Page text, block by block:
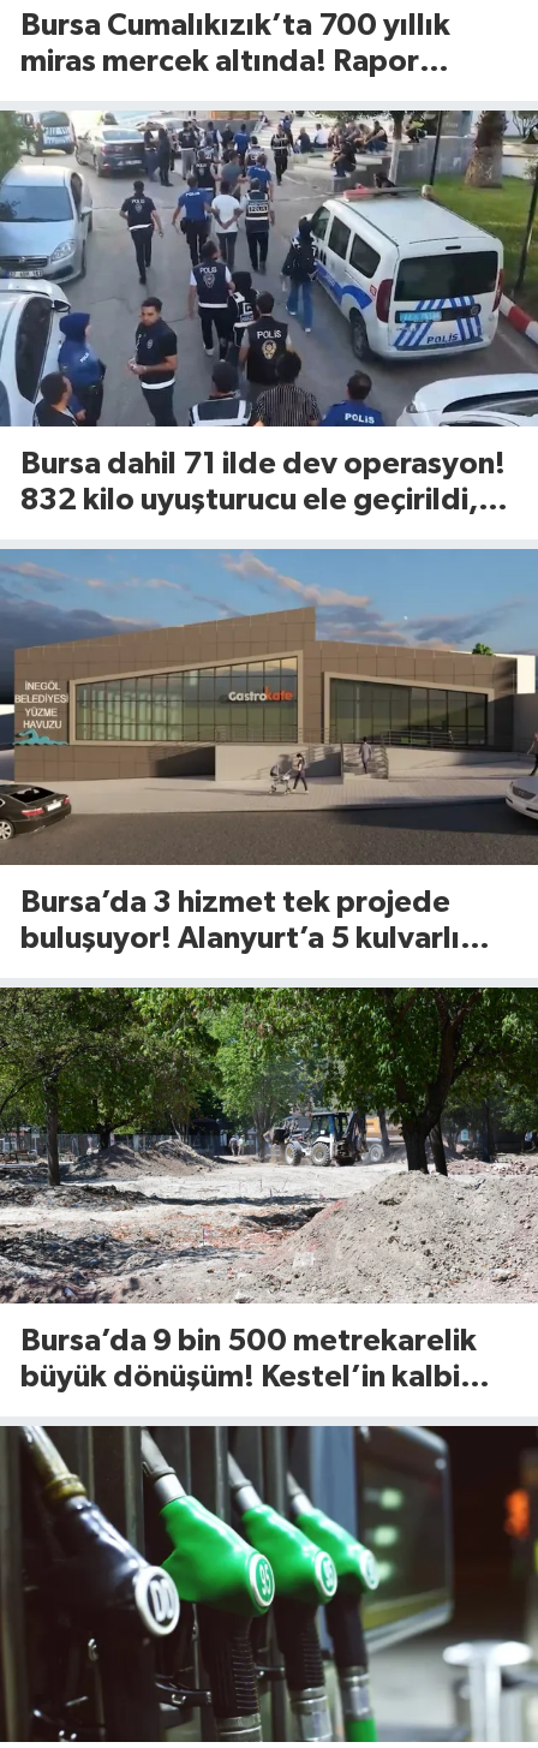
Bursa Cumalıkızık’ta 700 yıllık
miras mercek altında! Rapor
Bursa dahil 71 ilde dev operasyon!
832 kilo uyuşturucu ele geçirildi,
Bursa’da 3 hizmet tek projede
buluşuyor! Alanyurt’a 5 kulvarlı
Bursa’da 9 bin 500 metrekarelik
büyük dönüşüm! Kestel’in kalbi